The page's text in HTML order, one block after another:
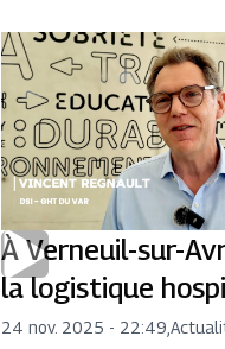
À Verneuil-sur-
la logistique
24 nov. 2025 - 22:49 ,